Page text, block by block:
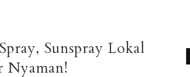
Sunspray Lokal
Nyaman!